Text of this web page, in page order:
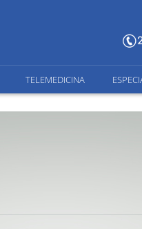
TELEMEDICINA